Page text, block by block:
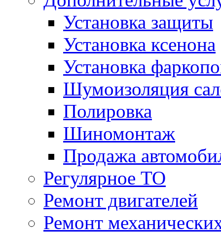
Установка защиты
Установка ксенона
Установка
Шумоизоляция
Полировка
Шиномонтаж
Продажа
Регулярное ТО
Ремонт двигателей
Ремонт